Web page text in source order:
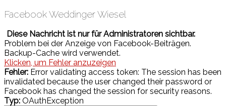
Facebook Weddinger Wiesel
Diese Nachricht ist nur für Administratoren sichtbar.
Problem bei der Anzeige von Facebook-Beiträgen.
Backup-Cache wird verwendet.
Klicken, um Fehler anzuzeigen
Fehler: Error validating access token: The session has been
invalidated because the user changed their password or
Facebook has changed the session for security reasons.
Typ: OAuthException